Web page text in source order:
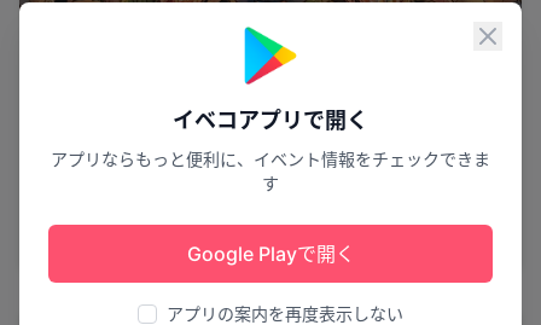
閉じ
イベコアプリで開く
アプリならもっと便利に、イベント情報をチェックできま
す
Google Playで開く
アプリの案内を再度表示しない